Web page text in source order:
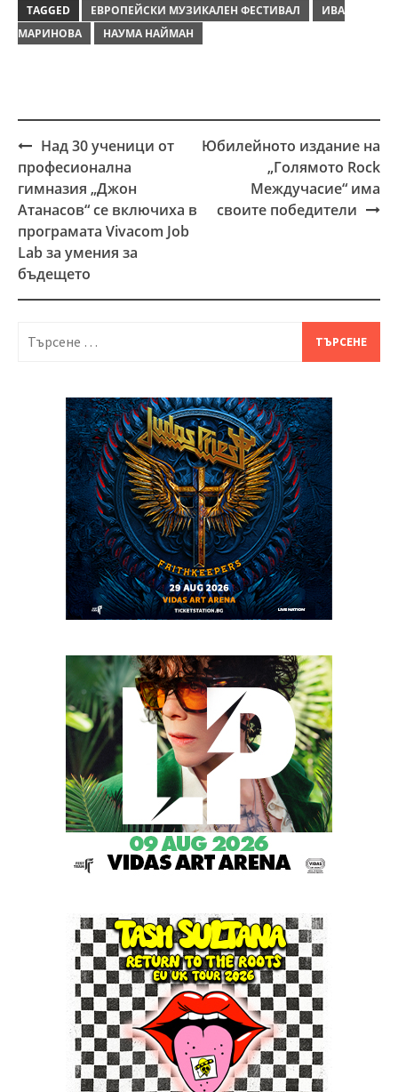
TAGGED
ЕВРОПЕЙСКИ МУЗИКАЛЕН ФЕСТИВАЛ
ИВА
МАРИНОВА
НАУМА НАЙМАН
Post
navigation
Над 30 ученици от
професионална
гимназия „Джон
Атанасов“ се включиха в
програмата Vivacom Job
Lab за умения за
бъдещето
Юбилейното издание на
„Голямото Rock
Междучасие“ има
своите победители
Търсене